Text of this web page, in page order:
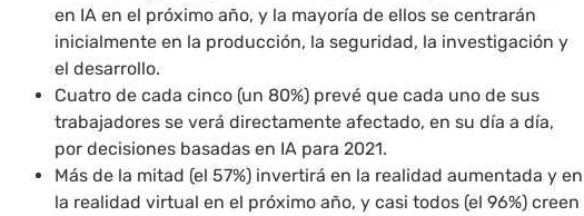
en IA en el próximo año, y la mayoría de ellos se centrarán
inicialmente en la producción, la seguridad, la investigación y
el desarrollo.
Cuatro de cada cinco (un 80%) prevé que cada uno de sus
trabajadores se verá directamente afectado, en su día a día,
por decisiones basadas en IA para 2021.
Más de la mitad (el 57%) invertirá en la realidad aumentada y en
la realidad virtual en el próximo año, y casi todos (el 96%) creen